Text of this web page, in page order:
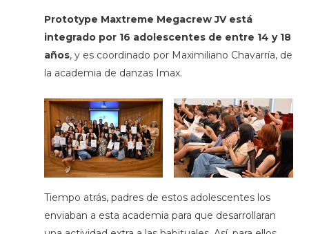
Prototype Maxtreme Megacrew JV está
integrado por 16 adolescentes de entre 14 y 18
años, y es coordinado por Maximiliano Chavarría, de
la academia de danzas Imax.
Tiempo atrás, padres de estos adolescentes los
enviaban a esta academia para que desarrollaran